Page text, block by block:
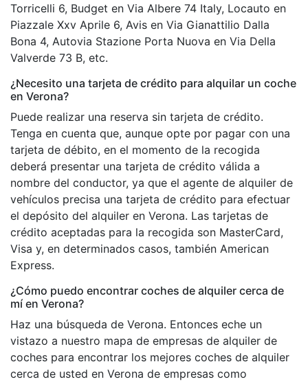
Torricelli 6, Budget en Via Albere 74 Italy, Locauto en
Piazzale Xxv Aprile 6, Avis en Via Gianattilio Dalla
Bona 4, Autovia Stazione Porta Nuova en Via Della
Valverde 73 B, etc.
¿Necesito una tarjeta de crédito para alquilar un coche
en Verona?
Puede realizar una reserva sin tarjeta de crédito.
Tenga en cuenta que, aunque opte por pagar con una
tarjeta de débito, en el momento de la recogida
deberá presentar una tarjeta de crédito válida a
nombre del conductor, ya que el agente de alquiler de
vehículos precisa una tarjeta de crédito para efectuar
el depósito del alquiler en Verona. Las tarjetas de
crédito aceptadas para la recogida son MasterCard,
Visa y, en determinados casos, también American
Express.
¿Cómo puedo encontrar coches de alquiler cerca de
mí en Verona?
Haz una búsqueda de Verona. Entonces eche un
vistazo a nuestro mapa de empresas de alquiler de
coches para encontrar los mejores coches de alquiler
cerca de usted en Verona de empresas como